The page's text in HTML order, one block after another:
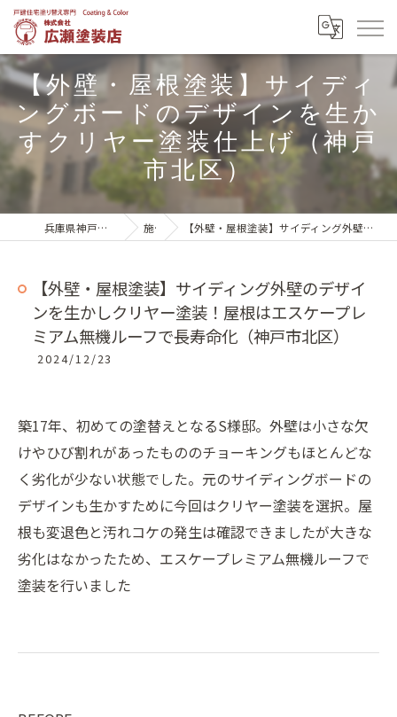
【外壁・屋根塗装】サイディ
ングボードのデザインを生か
すクリヤー塗装仕上げ（神戸
市北区）
兵庫県神戸市北区の外壁塗装は株式会社広瀬塗装店 施工実績 【外壁・屋根塗装】サイディング外壁のデザインを生かしクリヤー塗装！屋根はエスケープレミアム無機ルーフで長寿命化（神戸市北区）
【外壁・屋根塗装】サイディング外壁のデザイ
ンを生かしクリヤー塗装！屋根はエスケープレ
ミアム無機ルーフで長寿命化（神戸市北区）
2024/12/23
築17年、初めての塗替えとなるS様邸。外壁は小さな欠
けやひび割れがあったもののチョーキングもほとんどな
く劣化が少ない状態でした。元のサイディングボードの
デザインも生かすために今回はクリヤー塗装を選択。屋
根も変退色と汚れコケの発生は確認できましたが大きな
劣化はなかったため、エスケープレミアム無機ルーフで
塗装を行いました